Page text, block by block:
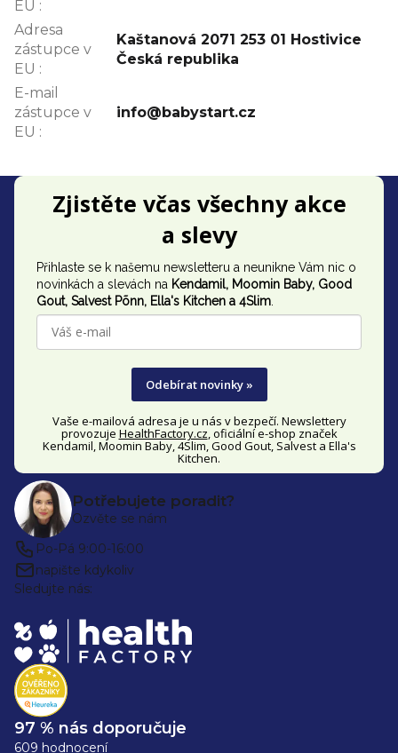
EU :
Adresa
zástupce v
EU :
Kaštanová 2071 253 01 Hostivice
Česká republika
E-mail
zástupce v
EU :
info@babystart.cz
Z
Zjistěte včas všechny akce
a slevy
Přihlaste se k našemu newsletteru a neunikne Vám nic o
novinkách a slevách na Kendamil, Moomin Baby, Good
Gout, Salvest Põnn, Ella's Kitchen a 4Slim.
Odebírat novinky »
Vaše e-mailová adresa je u nás v bezpečí. Newslettery
provozuje HealthFactory.cz, oficiálníe-shop značek
Kendamil, Moomin Baby, 4Slim, Good Gout, Salvest a Ella's
Kitchen.
Potřebujete poradit?
Ozvěte se nám
Po-Pá 9:00-16:00
napište kdykoliv
Sledujte nás:
97 % nás doporučuje
609 hodnocení